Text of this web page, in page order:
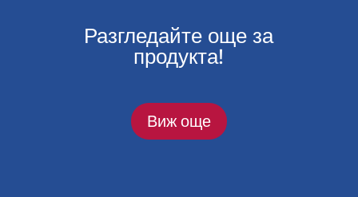
Разгледайте още за
продукта!
Виж още